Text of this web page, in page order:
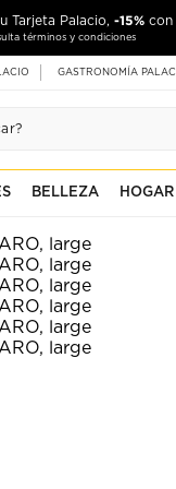
Tarjeta Palacio, -15% con
términos y condiciones
GASTRONOMÍA
BELLEZA HOGAR